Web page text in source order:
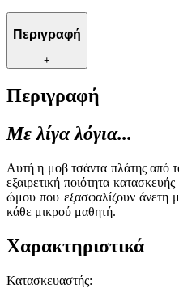
Περιγραφή
+
Περιγραφή
Με λίγα λόγια...
Αυτή η μοβ τσάντα πλάτης από
εξαιρετική ποιότητα
ώμου που εξασφαλίζουν άνετη
κάθε μικρού μαθητή.
Χαρακτηριστικά
Κατασκευαστής: